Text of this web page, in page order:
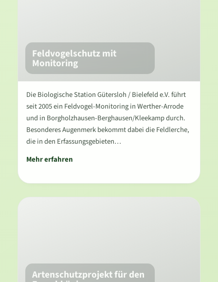
Feldvogelschutz mit
Monitoring
Die Biologische Station Gütersloh / Bielefeld e.V. führt
seit 2005 ein Feldvogel-Monitoring in Werther-Arrode
und in Borgholzhausen-Berghausen/Kleekamp durch.
Besonderes Augenmerk bekommt dabei die Feldlerche,
die in den Erfassungsgebieten…
Mehr erfahren
Artenschutzprojekt für den